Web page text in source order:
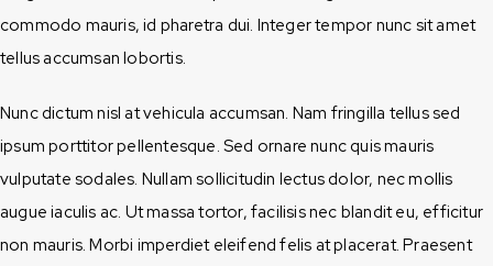
commodo mauris, id pharetra dui. Integer tempor nunc sit amet
tellus accumsan lobortis.
Nunc dictum nisl at vehicula accumsan. Nam fringilla tellus sed
ipsum porttitor pellentesque. Sed ornare nunc quis mauris
vulputate sodales. Nullam sollicitudin lectus dolor, nec mollis
augue iaculis ac. Ut massa tortor, facilisis nec blandit eu, efficitur
non mauris. Morbi imperdiet eleifend felis at placerat. Praesent